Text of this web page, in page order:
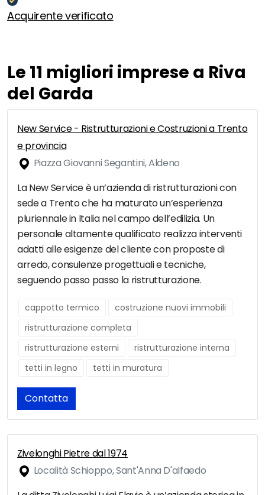
Acquirente verificato
Le 11 migliori imprese a Riva
del Garda
New Service - Ristrutturazioni e Costruzioni a Trento
e provincia
Piazza Giovanni Segantini, Aldeno
La New Service è un’azienda di ristrutturazioni con
sede a Trento che ha maturato un’esperienza
pluriennale in Italia nel campo dell’edilizia. Un
personale altamente qualificato realizza interventi
adatti alle esigenze del cliente con proposte di
arredo, consulenze progettuali e tecniche,
seguendo passo passo la ristrutturazione.
cappotto termico
costruzione nuovi immobili
ristrutturazione completa
ristrutturazione esterni
ristrutturazione interna
tetti in legno
tetti in muratura
Contatta
Zivelonghi Pietre dal 1974
Località Schioppo, Sant'Anna D'alfaedo